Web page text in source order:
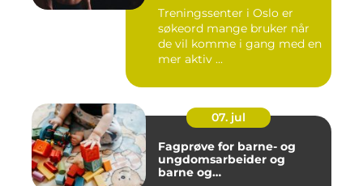
Treningssenter i Oslo er
søkeord mange bruker når
de vil komme i gang med en
mer aktiv ...
07. jul
Fagprøve for barne- og
ungdomsarbeider og
barne og